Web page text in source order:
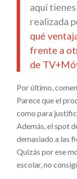
aquí
realizada
qué
frente a
de
Por último,
Parece que el
como para
Además, el spot
demasiado a las
Quizás por ese
escolar, no